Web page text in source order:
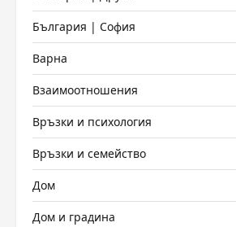
България | София
Варна
Взаимоотношения
Връзки и психология
Връзки и семейство
Дом
Дом и градина